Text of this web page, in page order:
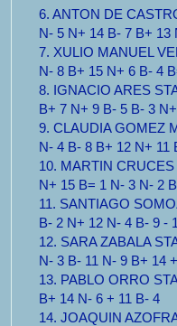
6. ANTON DE
N- 5 N+ 14 B- 7 B+ 13
7. XULIO MANUEL
N- 8 B+ 15 N+ 6 B- 4
8. IGNACIO ARES
B+ 7 N+ 9 B- 5 B- 3
9. CLAUDIA GOMEZ
N- 4 B- 8 B+ 12 N+ 11
10. MARTIN
N+ 15 B= 1 N- 3 N- 2
11. SANTIAGO
B- 2 N+ 12 N- 4 B- 9 -
12. SARA ZABALA
N- 3 B- 11 N- 9 B+ 14
13. PABLO ORRO
B+ 14 N- 6 + 11 B- 4
14. JOAQUIN